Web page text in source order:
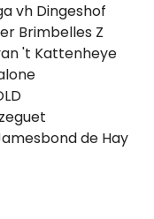
vh Dingeshof
Brimbelles Z
't Kattenheye
de Hay